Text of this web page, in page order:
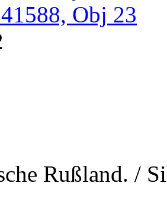
Obj 23
Rußland. /